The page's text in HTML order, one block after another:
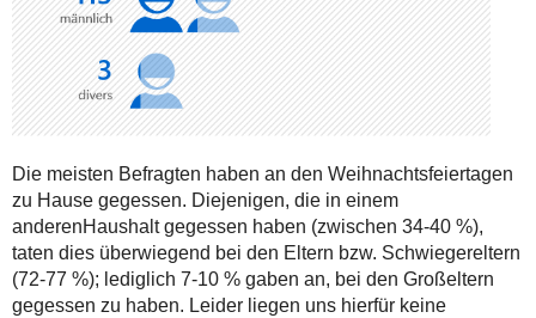
Die meisten Befragten haben an den Weihnachtsfeiertagen
zu Hause gegessen. Diejenigen, die in einem
anderenHaushalt gegessen haben (zwischen 34-40 %),
taten dies überwiegend bei den Eltern bzw. Schwiegereltern
(72-77 %); lediglich 7-10 % gaben an, bei den Großeltern
gegessen zu haben. Leider liegen uns hierfür keine